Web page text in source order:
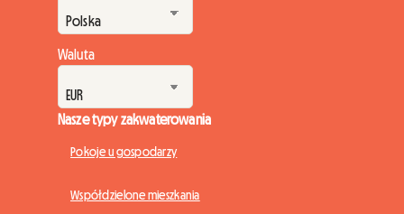
Waluta
Nasze typy zakwaterowania
Pokoje u gospodarzy
Współdzielone mieszkania